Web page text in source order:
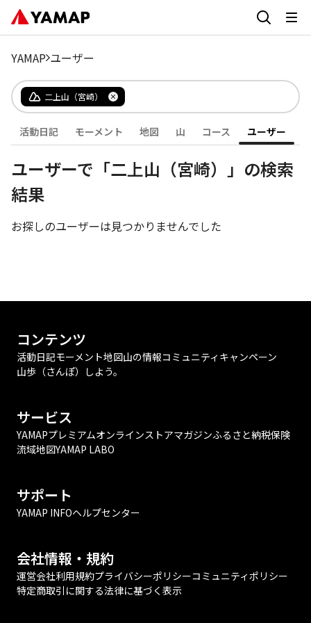
YAMAP ユーザー
二上山（宮崎）
活動日記 モーメント 地図 山 コース ユーザー
ユーザーで「二上山（宮崎）」の検索
結果
お探しのユーザーは見つかりませんでした
コンテンツ
活動日記モーメント地図山の情報コミュニティ キャンペーン
山歩（さんぽ）しよう。
サービス
YAMAPプレミアムオンラインストアマガジンふるさと納税保険
流域地図YAMAP LABO
サポート
YAMAP INFOヘルプセンター
会社情報・規約
運営会社利用規約プライバシーポリシーコミュニティポリシー
特定商取引に関する法律に基づく表示